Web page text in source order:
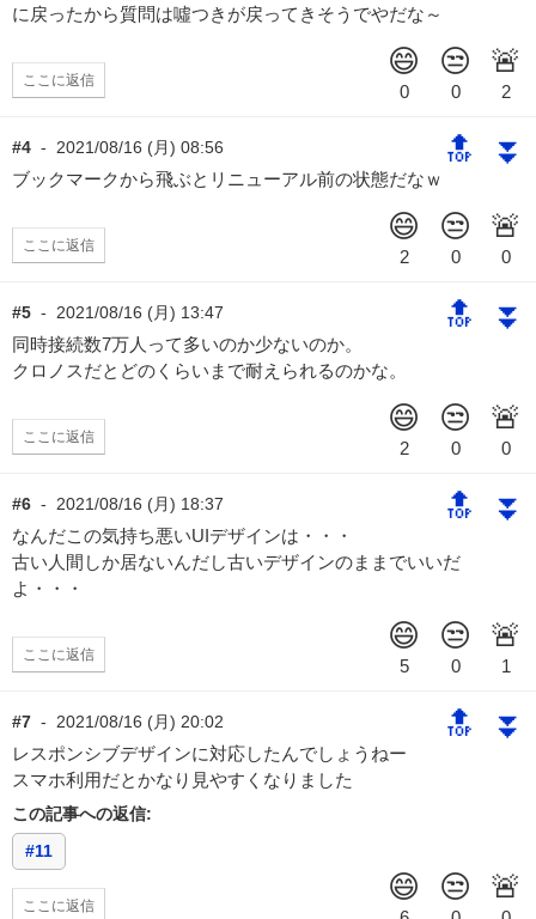
に戻ったから質問は噓つきが戻ってきそうでやだな～
ここに返信
#4 - 2021/08/16 (月) 08:56 🔝 ⏬
ブックマークから飛ぶとリニューアル前の状態だなｗ
ここに返信
#5 - 2021/08/16 (月) 13:47 🔝 ⏬
同時接続数7万人って多いのか少ないのか。
クロノスだとどのくらいまで耐えられるのかな。
ここに返信
#6 - 2021/08/16 (月) 18:37 🔝 ⏬
なんだこの気持ち悪いUIデザインは・・・
古い人間しか居ないんだし古いデザインのままでいいだ
よ・・・
ここに返信
#7 - 2021/08/16 (月) 20:02 🔝 ⏬
レスポンシブデザインに対応したんでしょうねー
スマホ利用だとかなり見やすくなりました
この記事への返信:
#11
ここに返信